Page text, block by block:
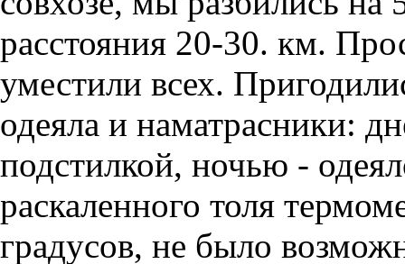
расстояния 20-30. км.
уместили всех.
одеяла и наматрасники:
подстилкой, ночью -
раскаленного толя
градусов, не было